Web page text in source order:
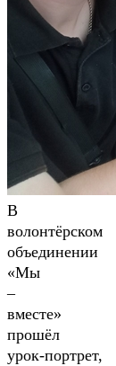
В
волонтёрском
объединении
«Мы
–
вместе»
прошёл
урок‑портрет,